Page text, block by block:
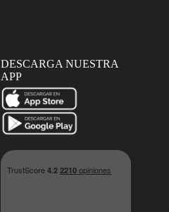
DESCARGA NUESTRA
APP